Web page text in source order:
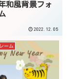
和風背景フォ
2022.12.05
ーム